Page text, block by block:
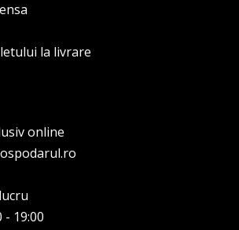
la livrare
online
- 19:00